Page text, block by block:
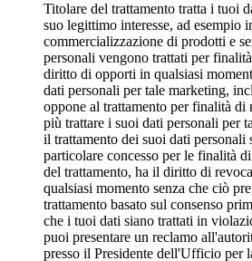
Titolare del trattamento tratta i tuoi
suo legittimo interesse, ad esempio
commercializzazione di prodotti e
personali vengono trattati per
diritto di opporti in qualsiasi
dati personali per tale marketing,
oppone al trattamento per finalità di
più trattare i suoi dati personali per
il trattamento dei suoi dati personali
particolare concesso per le finalità
del trattamento, ha il diritto di
qualsiasi momento senza che ciò
trattamento basato sul consenso
che i tuoi dati siano trattati in
puoi presentare un reclamo
presso il Presidente dell'Ufficio per